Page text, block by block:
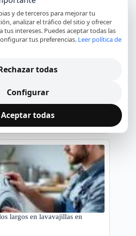
Hornos Teka: Causas y
problemas. Conozca sus causas y
largos en lavavajillas en
y de terceros para mejorar tu
analizar el tráfico del sitio y ofrecer
tus intereses. Puedes aceptar todas las
tus preferencias. Leer política de
todas
Configurar
Aceptar todas